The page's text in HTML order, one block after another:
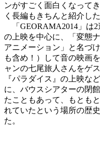
ンがすごく面白くなって
く長編もきちんと紹介し
「GEORAMA2014」は
の上映を中心に、「変態
アニメーション」と名づ
も含め！）して音の映画
ャンの七尾旅人さんをゲ
『パラダイス』の上映な
に、バウスシアターの閉
たこともあって、もとも
れていたという場所の歴
た。